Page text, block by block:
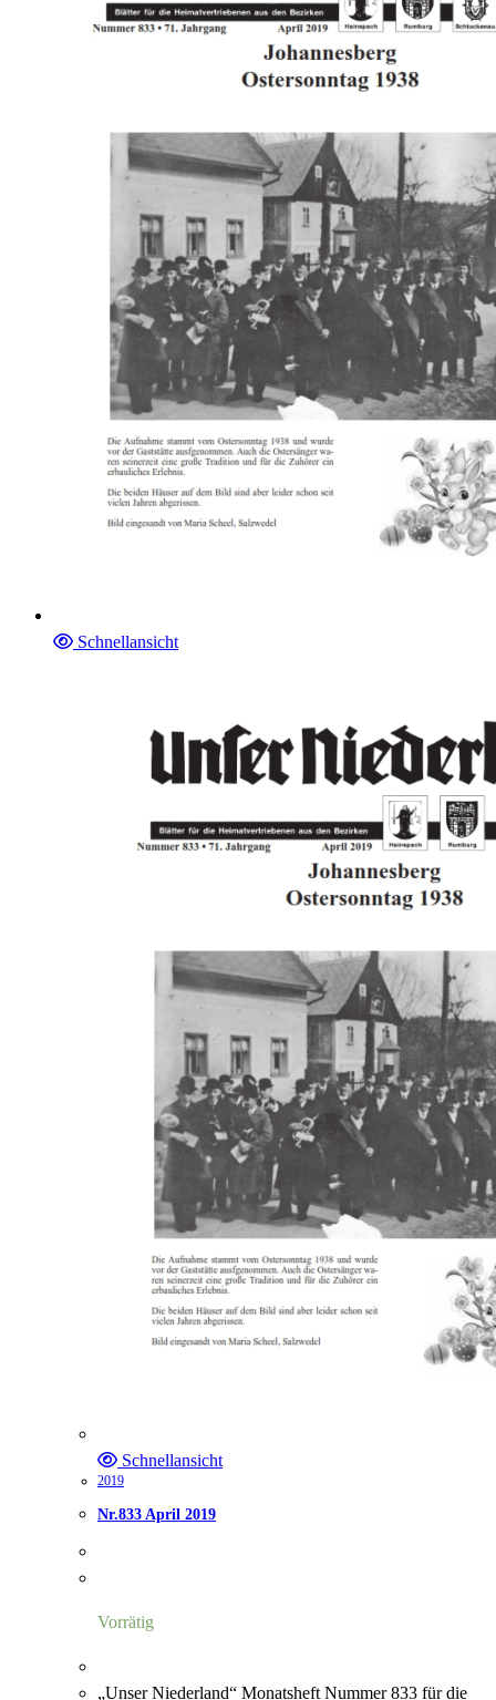
Schnellansicht
Schnellansicht
2019
Nr.833 April 2019
Vorrätig
„Unser Niederland“ Monatsheft Nummer 833 für die